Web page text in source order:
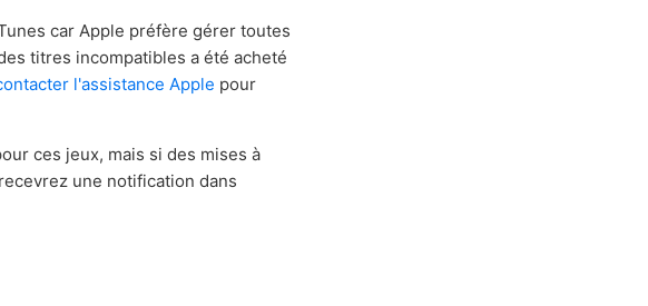
car Apple préfère gérer toutes
titres incompatibles a été acheté
l'assistance Apple pour
ces jeux, mais si des mises à
une notification dans